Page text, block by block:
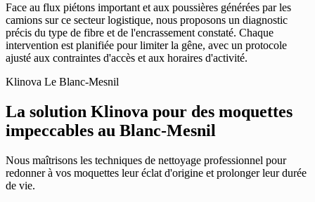
Face au flux piétons important et aux poussières générées par les
camions sur ce secteur logistique, nous proposons un diagnostic
précis du type de fibre et de l'encrassement constaté. Chaque
intervention est planifiée pour limiter la gêne, avec un protocole
ajusté aux contraintes d'accès et aux horaires d'activité.
Klinova Le Blanc-Mesnil
La solution Klinova pour des moquettes
impeccables au Blanc-Mesnil
Nous maîtrisons les techniques de nettoyage professionnel pour
redonner à vos moquettes leur éclat d'origine et prolonger leur durée
de vie.